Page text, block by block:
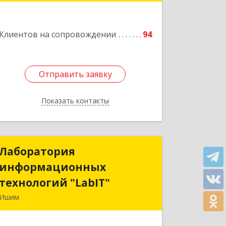
Клиентов на сопровождении 94
Отправить заявку
Показать контакты
Отправить заявку
Назад
информационных
технологий "LabIT"
Ишим
информационных
технологий "LabIT"